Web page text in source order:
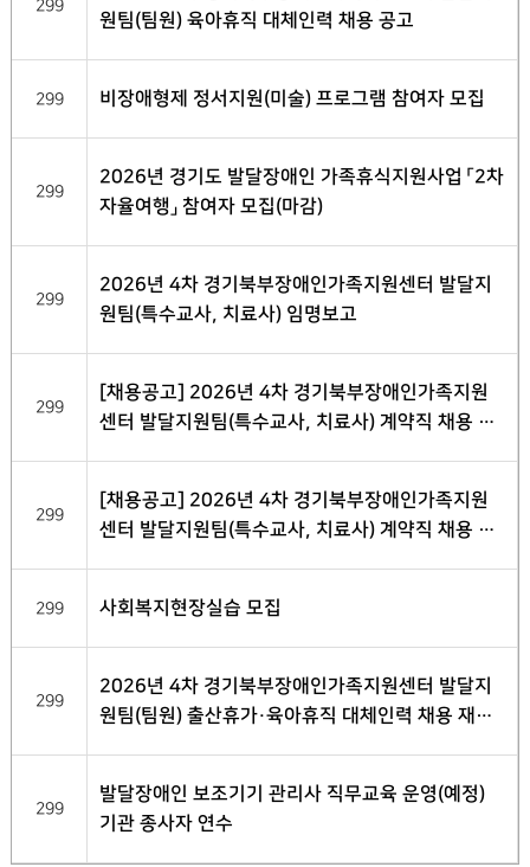
299
원팀(팀원) 육아휴직 대체인력 채용 공고
299 비장애형제 정서지원(미술) 프로그램 참여자 모집
299
2026년 경기도 발달장애인 가족휴식지원사업 「2차
자율여행」 참여자 모집(마감)
299
2026년 4차 경기북부장애인가족지원센터 발달지
원팀(특수교사, 치료사) 임명보고
299
[채용공고] 2026년 4차 경기북부장애인가족지원
센터 발달지원팀(특수교사, 치료사) 계약직 채용 최
299
[채용공고] 2026년 4차 경기북부장애인가족지원
센터 발달지원팀(특수교사, 치료사) 계약직 채용 서
299 사회복지현장실습 모집
299
2026년 4차 경기북부장애인가족지원센터 발달지
원팀(팀원) 출산휴가·육아휴직 대체인력 채용 재공
299
발달장애인 보조기기 관리사 직무교육 운영(예정)
기관 종사자 연수